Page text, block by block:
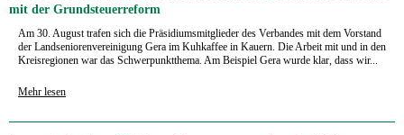
mit der Grundsteuerreform
Am 30. August trafen sich die Präsidiumsmitglieder des Verbandes mit dem Vorstand
der Landseniorenvereinigung Gera im Kuhkaffee in Kauern. Die Arbeit mit und in den
Kreisregionen war das Schwerpunktthema. Am Beispiel Gera wurde klar, dass wir...
Mehr lesen